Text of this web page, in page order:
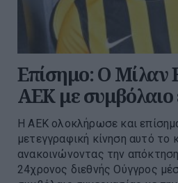
Επίσημο: Ο Μίλαν
ΑΕΚ με συμβόλαιο
Η ΑΕΚ ολοκλήρωσε και
μετεγγραφική κίνηση αυτό το
ανακοινώνοντας την
24χρονος διεθνής Ούγγρος